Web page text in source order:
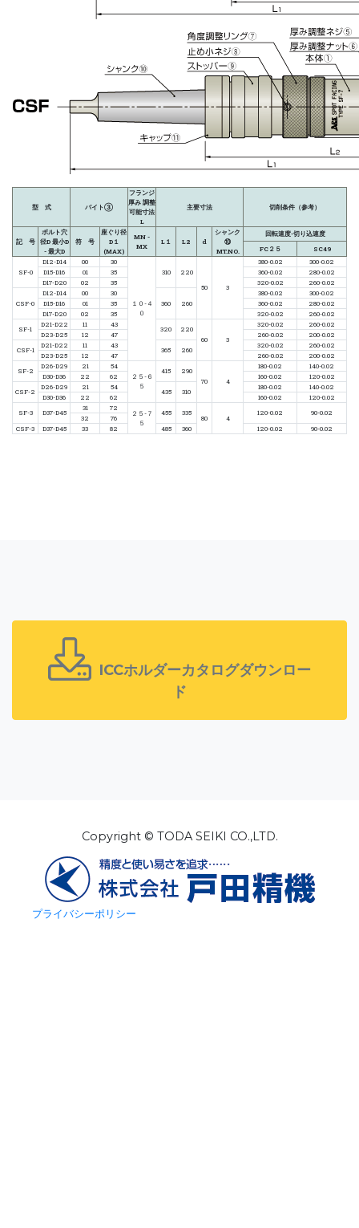
型 式 バイト③
フランジ
厚み 調整
可能寸法
L
主要寸法 切削条件（参考）
記 号
ボルト穴
径D 最小D
- 最大D
符 号
座ぐり径
D１
(MAX)
MN -
MX
L１ L2 d
シャンク
⑩
MT.NO.
回転速度-切り込速度
FC２５
SC49
SF-0
D12-D14 00 30
１０-４
０
310
220
50
3
380-0.02
300-0.02
D15-D16
01 35 360-0.02
280-0.02
D17-D20
02 35 320-0.02 260-0.02
CSF-0
D12-D14 00
30
360
260
380-0.02
300-0.02
D15-D16
01 35 360-0.02
280-0.02
D17-D20
02 35 320-0.02
260-0.02
SF-1
D21-D22 11 43
320
220
60
3
320-0.02
260-0.02
D23-D25
12 47 260-0.02
200-0.02
CSF-1
D21-D22 11 43
365 260
320-0.02
260-0.02
D23-D25
12 47 260-0.02
200-0.02
SF-2
D26-D29 21
54
２５-６
５
415
290
70
4
180-0.02
140-0.02
D30-D36
22 62 160-0.02
120-0.02
CSF-2
D26-D29 21 54
435 310
180-0.02
140-0.02
D30-D36
22 62 160-0.02
120-0.02
SF-3
D37-D45
31 72
２５-７
５
455 335
80 4
120-0.02 90-0.02
32
76
CSF-3
D37-D45 33 82 485 360 120-0.02 90-0.02
ICCホルダーカタログダウンロー
ド
Copyright © TODA SEIKI CO.,LTD.
プライバシーポリシー